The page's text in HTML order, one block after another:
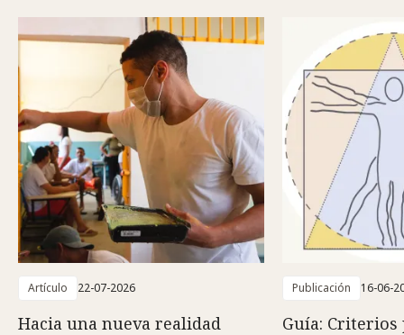
Artículo 22-07-2026
Hacia una nueva realidad
Publicación 16-06-
Guía: Criterios